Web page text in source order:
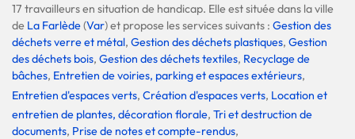
17 travailleurs en situation de handicap. Elle est située dans la ville
de La Farlède(Var) et propose les services suivants : Gestion des
déchets verre et métal, Gestion des déchets plastiques, Gestion
des déchets bois, Gestion des déchets textiles, Recyclage de
bâches, Entretien de voiries, parking et espaces extérieurs,
Entretien d'espaces verts, Création d'espaces verts, Location et
entretien de plantes, décoration florale, Tri et destruction de
documents, Prise de notes et compte-rendus,